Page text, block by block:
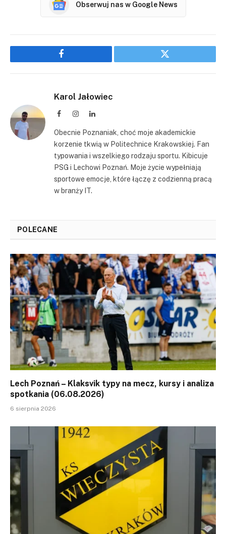
Obserwuj nas w Google News
Facebook Twitter
Karol Jałowiec
FacebookInstagramLinkedIn
Obecnie Poznaniak, choć moje akademickie
korzenie tkwią w Politechnice Krakowskiej. Fan
typowania i wszelkiego rodzaju sportu. Kibicuje
PSG i Lechowi Poznań. Moje życie wypełniają
sportowe emocje, które łączę z codzienną pracą
w branży IT.
POLECANE
Lech Poznań – Klaksvik typy na mecz, kursy i analiza
spotkania (06.08.2026)
6 sierpnia 2026